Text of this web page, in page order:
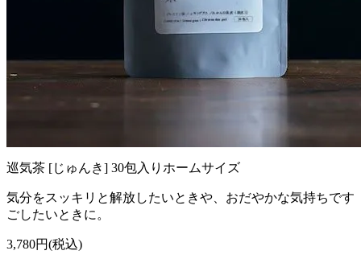
巡気茶 [じゅんき] 30包入りホームサイズ
気分をスッキリと解放したいときや、おだやかな気持ちです
ごしたいときに。
3,780円(税込)